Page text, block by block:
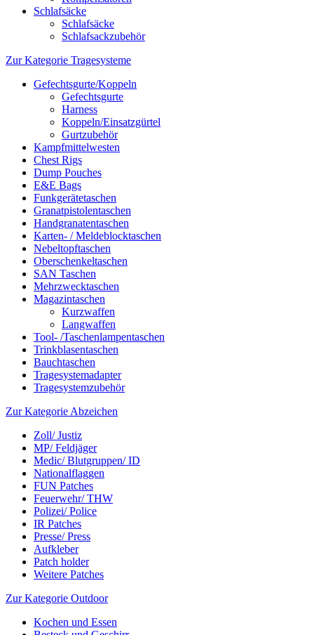
Schlafsäcke
Schlafsäcke
Schlafsackzubehör
Zur Kategorie Tragesysteme
Gefechtsgurte/Koppeln
Gefechtsgurte
Harness
Koppeln/Einsatzgürtel
Gurtzubehör
Kampfmittelwesten
Chest Rigs
Dump Pouches
E&E Bags
Funkgerätetaschen
Granatpistolentaschen
Handgranatentaschen
Karten- / Meldeblocktaschen
Nebeltopftaschen
Oberschenkeltaschen
SAN Taschen
Mehrzwecktaschen
Magazintaschen
Kurzwaffen
Langwaffen
Tool- /Taschenlampentaschen
Trinkblasentaschen
Bauchtaschen
Tragesystemadapter
Tragesystemzubehör
Zur Kategorie Abzeichen
Zoll/ Justiz
MP/ Feldjäger
Medic/ Blutgruppen/ ID
Nationalflaggen
FUN Patches
Feuerwehr/ THW
Polizei/ Police
IR Patches
Presse/ Press
Aufkleber
Patch holder
Weitere Patches
Zur Kategorie Outdoor
Kochen und Essen